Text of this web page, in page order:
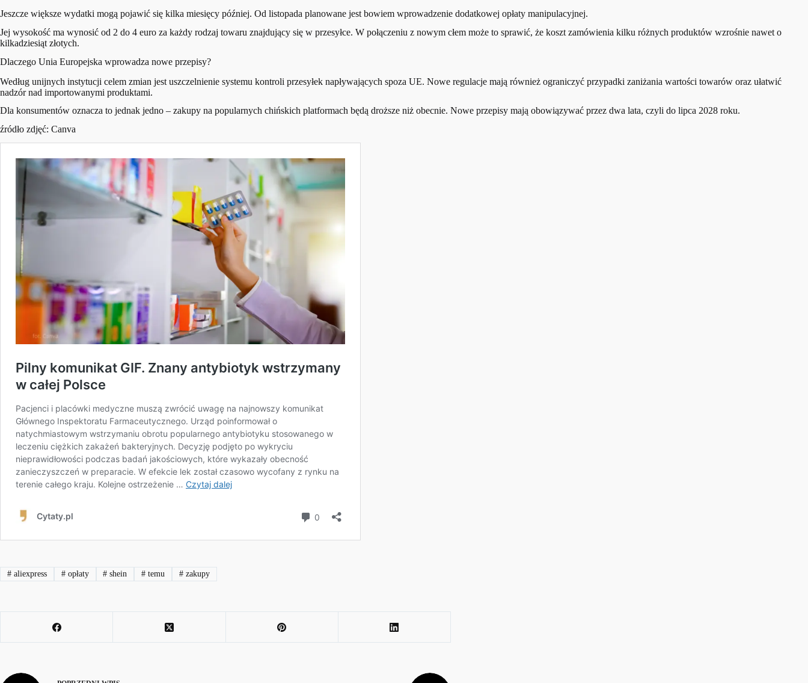
Jeszcze większe wydatki mogą pojawić się kilka miesięcy później. Od listopada planowane jest bowiem wprowadzenie dodatkowej opłaty manipulacyjnej.
Jej wysokość ma wynosić od 2 do 4 euro za każdy rodzaj towaru znajdujący się w przesyłce. W połączeniu z nowym cłem może to sprawić, że koszt zamówienia kilku różnych produktów wzrośnie nawet o
kilkadziesiąt złotych.
Dlaczego Unia Europejska wprowadza nowe przepisy?
Według unijnych instytucji celem zmian jest uszczelnienie systemu kontroli przesyłek napływających spoza UE. Nowe regulacje mają również ograniczyć przypadki zaniżania wartości towarów oraz ułatwić
nadzór nad importowanymi produktami.
Dla konsumentów oznacza to jednak jedno – zakupy na popularnych chińskich platformach będą droższe niż obecnie. Nowe przepisy mają obowiązywać przez dwa lata, czyli do lipca 2028 roku.
źródło zdjęć: Canva
#aliexpress #opłaty # shein # temu # zakupy